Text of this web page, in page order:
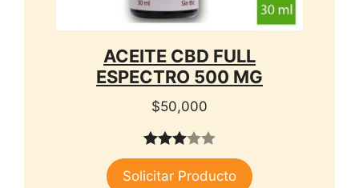
ACEITE CBD FULL
ESPECTRO 500 MG
$50,000
3.00
de 5
Solicitar Producto